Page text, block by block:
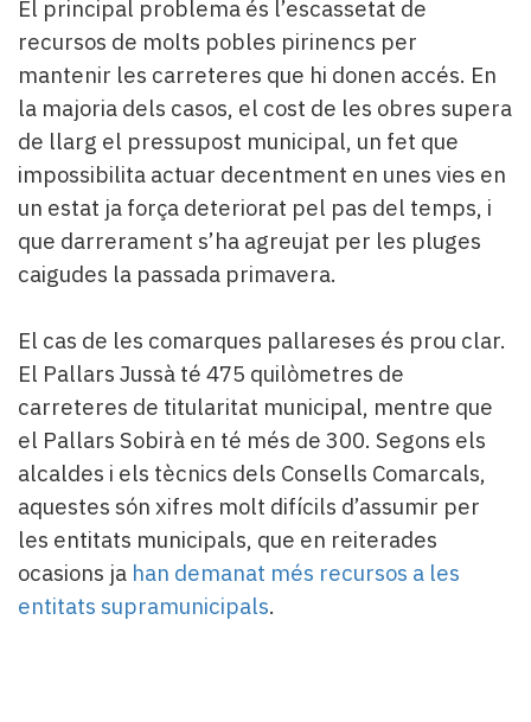
El principal problema és l’escassetat de
recursos de molts pobles pirinencs per
mantenir les carreteres que hi donen accés. En
la majoria dels casos, el cost de les obres supera
de llarg el pressupost municipal, un fet que
impossibilita actuar decentment en unes vies en
un estat ja força deteriorat pel pas del temps, i
que darrerament s’ha agreujat per les pluges
caigudes la passada primavera.
El cas de les comarques pallareses és prou clar.
El Pallars Jussà té 475 quilòmetres de
carreteres de titularitat municipal, mentre que
el Pallars Sobirà en té més de 300. Segons els
alcaldes i els tècnics dels Consells Comarcals,
aquestes són xifres molt difícils d’assumir per
les entitats municipals, que en reiterades
ocasions ja han demanat més recursos a les
entitats supramunicipals.